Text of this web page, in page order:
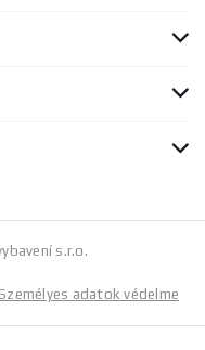
s.r.o.
Személyes adatok védelme